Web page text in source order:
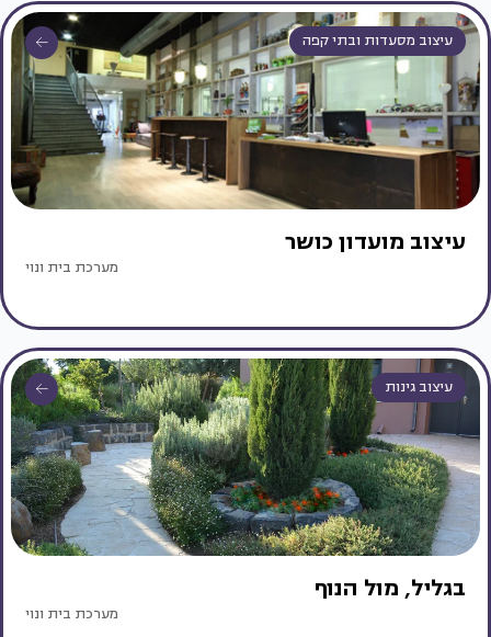
עיצוב מסעדות ובתי קפה
עיצוב מועדון כושר
מערכת בית ונוי
עיצוב גינות
בגליל, מול הנוף
מערכת בית ונוי